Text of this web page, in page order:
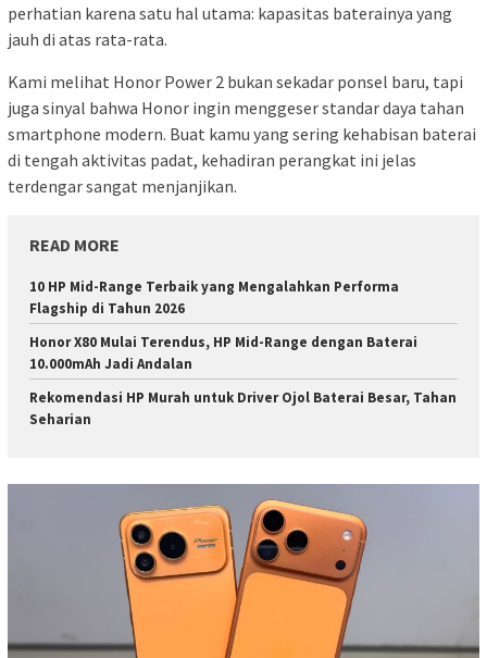
perhatian karena satu hal utama: kapasitas baterainya yang
jauh di atas rata-rata.
Kami melihat Honor Power 2 bukan sekadar ponsel baru, tapi
juga sinyal bahwa Honor ingin menggeser standar daya tahan
smartphone modern. Buat kamu yang sering kehabisan baterai
di tengah aktivitas padat, kehadiran perangkat ini jelas
terdengar sangat menjanjikan.
READ MORE
10 HP Mid-Range Terbaik yang Mengalahkan Performa
Flagship di Tahun 2026
Honor X80 Mulai Terendus, HP Mid-Range dengan Baterai
10.000mAh Jadi Andalan
Rekomendasi HP Murah untuk Driver Ojol Baterai Besar, Tahan
Seharian